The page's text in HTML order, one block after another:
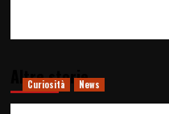
Altre storie
Curiosità News